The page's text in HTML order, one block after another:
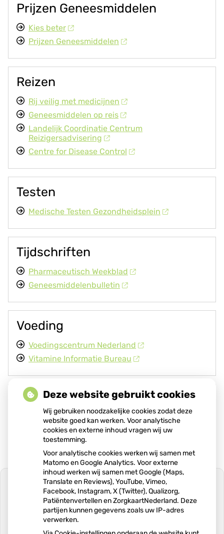
Prijzen Geneesmiddelen
Kies beter
Prijzen Geneesmiddelen
Reizen
Rij veilig met medicijnen
Geneesmiddelen op reis
Landelijk Coordinatie Centrum
Reizigersadvisering
Centre for Disease Control
Testen
Medische Testen Gezondheidsplein
Tijdschriften
Pharmaceutisch Weekblad
Geneesmiddelenbulletin
Voeding
Voedingscentrum Nederland
Vitamine Informatie Bureau
Zorgverzekeraar
Zorgverzekeraarinformatie
U heeft geen toestemming gegeven
voorexterne inhoud
te zien.
Deze website gebruikt cookies
Wij gebruiken noodzakelijke cookies zodat deze
website goed kan werken. Voor analytische
cookies en externe inhoud vragen wij uw
toestemming.
Voor analytische cookies werken wij samen met
Matomo en Google Analytics. Voor externe
inhoud werken wij samen met Google (Maps,
Translate en Reviews), YouTube, Vimeo,
Facebook, Instagram, X (Twitter), Qualizorg,
Patiëntenvertellen en ZorgkaartNederland. Deze
partijen kunnen gegevens zoals uw IP-adres
verwerken.